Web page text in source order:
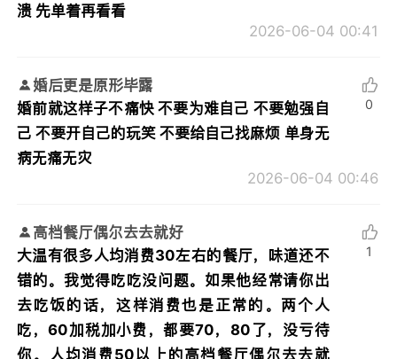
溃 先单着再看看
2026-06-04 00:41
婚后更是原形毕露
婚前就这样子不痛快 不要为难自己 不要勉强自
己 不要开自己的玩笑 不要给自己找麻烦 单身无
病无痛无灾
2026-06-04 00:46
0
高档餐厅偶尔去去就好
大温有很多人均消费30左右的餐厅，味道还不
错的。我觉得吃吃没问题。如果他经常请你出
去吃饭的话，这样消费也是正常的。两个人
吃，60加税加小费，都要70，80了，没亏待
你。人均消费50以上的高档餐厅偶尔去去就
1